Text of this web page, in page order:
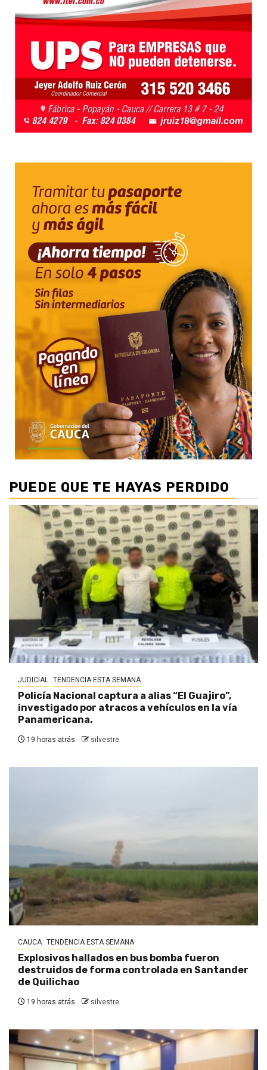
PUEDE QUE TE HAYAS PERDIDO
JUDICIAL TENDENCIA ESTA SEMANA
Policía Nacional captura a alias “El Guajiro”,
investigado por atracos a vehículos en la vía
Panamericana.
19 horas atrás silvestre
CAUCA TENDENCIA ESTA SEMANA
Explosivos hallados en bus bomba fueron
destruidos de forma controlada en Santander
de Quilichao
19 horas atrás silvestre